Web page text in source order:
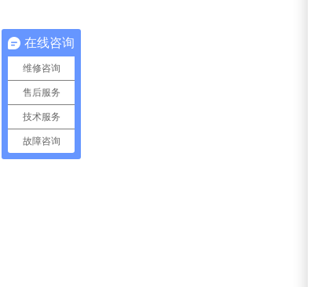
在线咨询
维修咨询
售后服务
技术服务
故障咨询